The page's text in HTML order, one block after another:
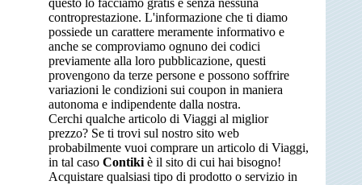
questo lo facciamo gratis e senza nessuna
controprestazione. L'informazione che ti diamo
possiede un carattere meramente informativo e
anche se comproviamo ognuno dei codici
previamente alla loro pubblicazione, questi
provengono da terze persone e possono soffrire
variazioni le condizioni sui coupon in maniera
autonoma e indipendente dalla nostra.
Cerchi qualche articolo di Viaggi al miglior
prezzo? Se ti trovi sul nostro sito web
probabilmente vuoi comprare un articolo di Viaggi,
in tal caso Contiki è il sito di cui hai bisogno!
Acquistare qualsiasi tipo di prodotto o servizio in